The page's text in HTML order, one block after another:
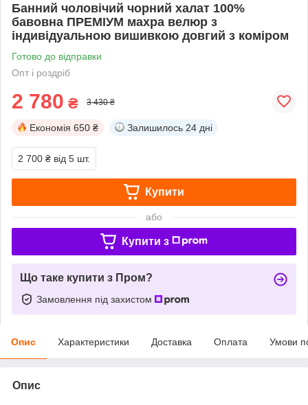
Банний чоловічий чорний халат 100%
бавовна ПРЕМІУМ махра велюр з
індивідуальною вишивкою довгий з коміром
Готово до відправки
Опт і роздріб
2 780 ₴ 3 430 ₴
Економія 650 ₴ Залишилось 24 дні
2 700 ₴ від 5 шт.
Купити
або
Купити з
Що таке купити з Пром?
Замовлення під захистом
Опис Характеристики Доставка Оплата Умови
Опис